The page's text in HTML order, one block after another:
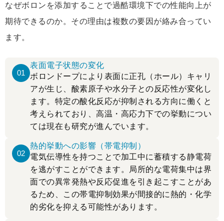
なぜボロンを添加することで過酷環境下での性能向上が
期待できるのか。その理由は複数の要因が絡み合ってい
ます。
01
表面電子状態の変化
ボロンドープにより表面に正孔（ホール）キャリ
アが生じ、酸素原子や水分子との反応性が変化し
ます。特定の酸化反応が抑制される方向に働くと
考えられており、高温・高応力下での挙動につい
ては現在も研究が進んでいます。
02
熱的挙動への影響（帯電抑制）
電気伝導性を持つことで加工中に蓄積する静電荷
を逃がすことができます。局所的な電荷集中は界
面での異常発熱や反応促進を引き起こすことがあ
るため、この帯電抑制効果が間接的に熱的・化学
的劣化を抑える可能性があります。